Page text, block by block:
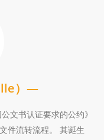
）—
文书认证要求的公约》
件流转流程。 其诞生